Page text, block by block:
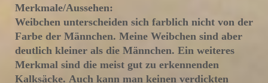
Merkmale/Aussehen:
Weibchen unterscheiden sich farblich nicht von der
Farbe der Männchen. Meine Weibchen sind aber
deutlich kleiner als die Männchen. Ein weiteres
Merkmal sind die meist gut zu erkennenden
Kalksäcke. Auch kann man keinen verdickten